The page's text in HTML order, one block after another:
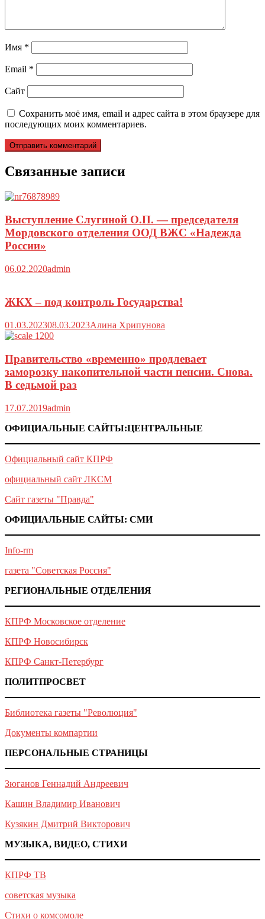
Имя *
Email *
Сайт
Сохранить моё имя, email и адрес сайта в этом браузере для
последующих моих комментариев.
Связанные записи
Выступление Слугиной О.П. — председателя
Мордовского отделения ООД ВЖС «Надежда
России»
06.02.2020admin
ЖКХ – под контроль Государства!
01.03.202308.03.2023Алина Хрипунова
Правительство «временно» продлевает
заморозку накопительной части пенсии. Снова.
В седьмой раз
17.07.2019admin
ОФИЦИАЛЬНЫЕ САЙТЫ:ЦЕНТРАЛЬНЫЕ
Официальный сайт КПРФ
официальный сайт ЛКСМ
Сайт газеты "Правда"
ОФИЦИАЛЬНЫЕ САЙТЫ: СМИ
Info-rm
газета "Советская Россия"
РЕГИОНАЛЬНЫЕ ОТДЕЛЕНИЯ
КПРФ Московское отделение
КПРФ Новосибирск
КПРФ Санкт-Петербург
ПОЛИТПРОСВЕТ
Библиотека газеты "Революция"
Документы компартии
ПЕРСОНАЛЬНЫЕ СТРАНИЦЫ
Зюганов Геннадий Андреевич
Кашин Владимир Иванович
Кузякин Дмитрий Викторович
МУЗЫКА, ВИДЕО, СТИХИ
КПРФ ТВ
советская музыка
Стихи о комсомоле